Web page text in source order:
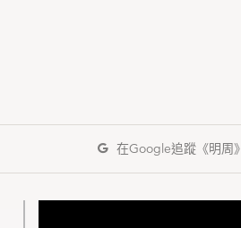
在Google追蹤《明周》